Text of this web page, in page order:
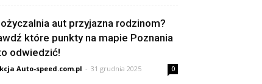
aut przyjazna rodzinom?
które punkty na mapie Poznania
odwiedzić!
Auto-speed.com.pl - 31 grudnia 2025 0